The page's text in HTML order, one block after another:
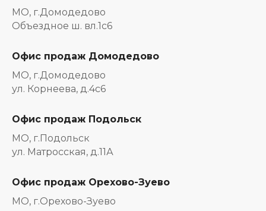
МО, г.Домодедово
Объездное ш. вл.1с6
Офис продаж Домодедово
МО, г.Домодедово
ул. Корнеева, д.4с6
Офис продаж Подольск
МО, г.Подольск
ул. Матросская, д.11А
Офис продаж Орехово-Зуево
МО, г.Орехово-Зуево